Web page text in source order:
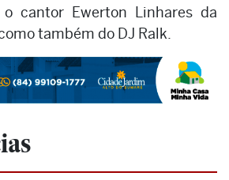
cantor Ewerton Linhares da
também do DJ Ralk.